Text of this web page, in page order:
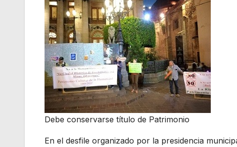
Debe conservarse título de Patrimonio
En el desfile organizado por la presidencia